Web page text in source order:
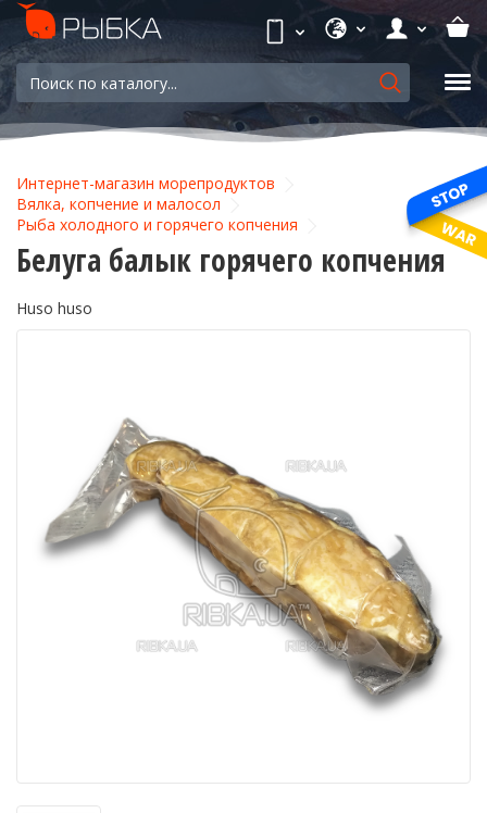
Интернет-магазин морепродуктов
Вялка, копчение и малосол
Рыба холодного и горячего копчения
Белуга балык горячего копчения
Huso huso